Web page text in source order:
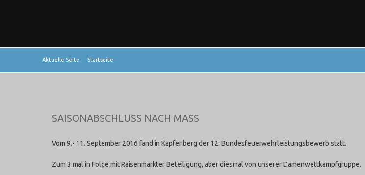
Aktuelle Seite: Startseite
SAISONABSCHLUSS NACH MASS
Vom 9.- 11. September 2016 fand in Kapfenberg der 12. Bundesfeuerwehrleistungsbewerb statt.
Zum 3.mal in Folge mit Raisenmarkter Beteiligung, aber diesmal von unserer Damenwettkampfgruppe.